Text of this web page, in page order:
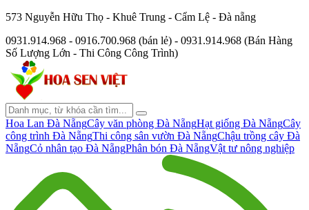
573 Nguyễn Hữu Thọ - Khuê Trung - Cẩm Lệ - Đà nẵng
0931.914.968 - 0916.700.968 (bán lẻ) - 0931.914.968 (Bán Hàng
Số Lượng Lớn - Thi Công Công Trình)
Hoa Lan Đà NẵngCây văn phòng Đà NẵngHạt giống Đà NẵngCây
công trình Đà NẵngThi công sân vườn Đà NẵngChậu trồng cây Đà
NẵngCỏ nhân tạo Đà NẵngPhân bón Đà NẵngVật tư nông nghiệp